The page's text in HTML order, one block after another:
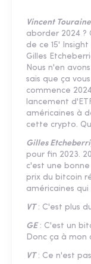
Vincent Touraine
aborder 2024
de ce 15'
Gilles
Nous n'en
sais que ça
commence
lancement
américaines à
cette crypto.
Gilles
pour fin 2023.
c'est une
prix du bitcoin
américaines
VT: C'est plus
GE: C'est un
Donc ça à mon
VT: Ce n'est